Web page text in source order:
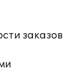
заказов